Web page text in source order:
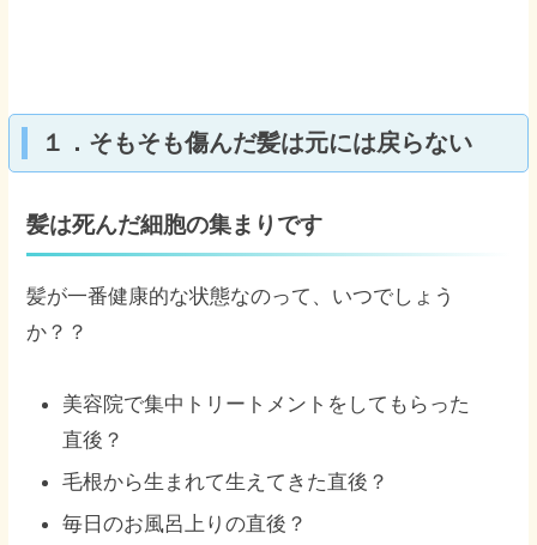
１．そもそも傷んだ髪は元には戻らない
髪は死んだ細胞の集まりです
髪が一番健康的な状態なのって、いつでしょう
か？？
美容院で集中トリートメントをしてもらった
直後？
毛根から生まれて生えてきた直後？
毎日のお風呂上りの直後？